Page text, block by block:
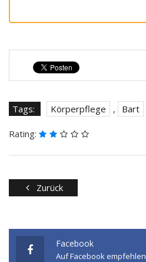
Tags: Körperpflege , Bart
Rating:
Zurück
Facebook
Auf Facebook empfehlen